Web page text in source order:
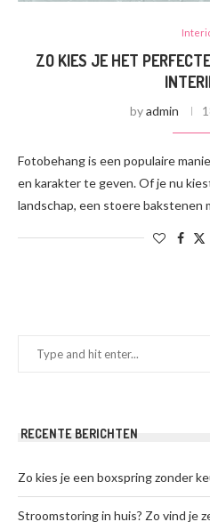
ZO KIES JE HET
byadmin
Fotobehang is een populaire
en karakter te geven. Of je nu
landschap, een stoere bakstenen
RECENTE BERICHTEN
Zo kies je een boxspring zonder
Stroomstoring in huis? Zo vind je